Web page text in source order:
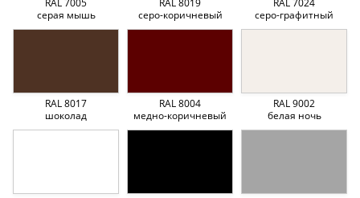
серая мышь
серо-коричневый
серо-графитный
RAL 8017
шоколад
RAL 8004
медно-коричневый
RAL 9002
белая ночь